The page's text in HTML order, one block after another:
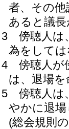
者、その
あると議
3
傍聴人は
為をして
4
傍聴人が
は、退場
5
傍聴人は
やかに退
(総会規則